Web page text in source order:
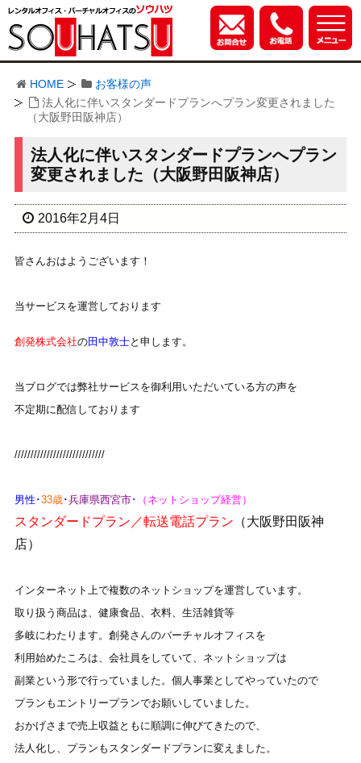
HOME
お客様の声
法人化に伴いスタンダードプランへプラン変更されました
（大阪野田阪神店）
法人化に伴いスタンダードプランへプラン
変更されました（大阪野田阪神店）
2016年2月4日
皆さんおはようございます！
当サービスを運営しております
創発株式会社の田中敦士と申します。
当ブログでは弊社サービスを御利用いただいている方の声を
不定期に配信しております
////////////////////////////
男性･33歳･兵庫県西宮市･ （ネットショップ経営）
スタンダードプラン／転送電話プラン （大阪野田阪神
店）
インターネット上で複数のネットショップを運営しています。
取り扱う商品は、健康食品、衣料、生活雑貨等
多岐にわたります。創発さんのバーチャルオフィスを
利用始めたころは、会社員をしていて、ネットショップは
副業という形で行っていました。個人事業としてやっていたので
プランもエントリープランでお願いしていました。
おかげさまで売上収益ともに順調に伸びてきたので、
法人化し、プランもスタンダードプランに変えました。